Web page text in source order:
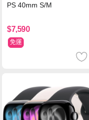
PS 40mm S/M
$7,590
免運